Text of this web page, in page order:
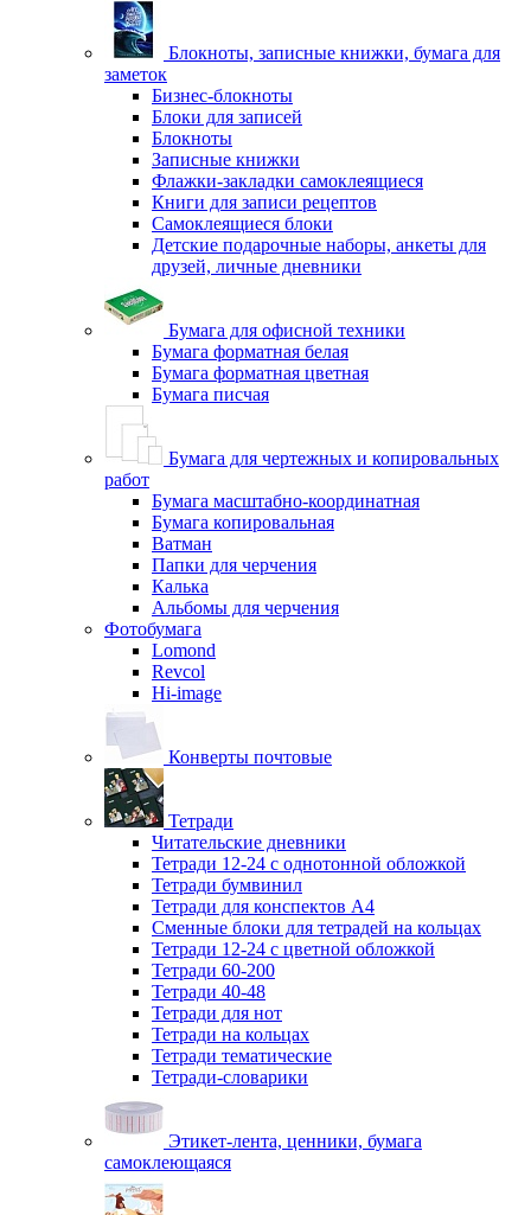
Блокноты, записные книжки, бумага для
заметок
Бизнес-блокноты
Блоки для записей
Блокноты
Записные книжки
Флажки-закладки самоклеящиеся
Книги для записи рецептов
Самоклеящиеся блоки
Детские подарочные наборы, анкеты для
друзей, личные дневники
Бумага для офисной техники
Бумага форматная белая
Бумага форматная цветная
Бумага писчая
Бумага для чертежных и копировальных
работ
Бумага масштабно-координатная
Бумага копировальная
Ватман
Папки для черчения
Калька
Альбомы для черчения
Фотобумага
Lomond
Revcol
Hi-image
Конверты почтовые
Тетради
Читательские дневники
Тетради 12-24 с однотонной обложкой
Тетради бумвинил
Тетради для конспектов А4
Сменные блоки для тетрадей на кольцах
Тетради 12-24 с цветной обложкой
Тетради 60-200
Тетради 40-48
Тетради для нот
Тетради на кольцах
Тетради тематические
Тетради-словарики
Этикет-лента, ценники, бумага
самоклеющаяся